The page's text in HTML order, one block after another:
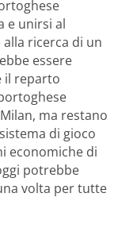
e unirsi al
ricerca di un
essere
il reparto
ma restano
di gioco
economiche di
potrebbe
volta per tutte